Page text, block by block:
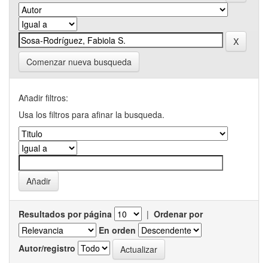
Comenzar nueva busqueda
Añadir filtros:
Usa los filtros para afinar la busqueda.
Resultados por página | Ordenar por
En orden
Autor/registro